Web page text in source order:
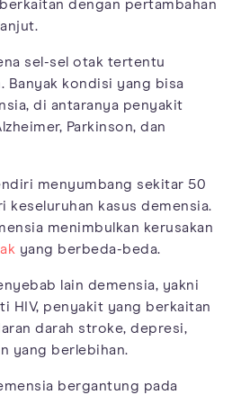
dengan pertambahan
sel-sel otak tertentu
Banyak kondisi yang bisa
di antaranya penyakit
Parkinson, dan
menyumbang sekitar 50
keseluruhan kasus demensia.
menimbulkan kerusakan
yang berbeda-beda.
lain demensia, yakni
HIV, penyakit yang berkaitan
darah stroke, depresi,
yang berlebihan.
bergantung pada